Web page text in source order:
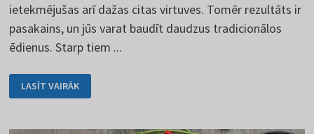
ietekmējušas arī dažas citas virtuves. Tomēr rezultāts ir
pasakains, un jūs varat baudīt daudzus tradicionālos
ēdienus. Starp tiem ...
SLOVĀKIJAS
VIRTUVE
JŪS
LASĪT VAIRĀK